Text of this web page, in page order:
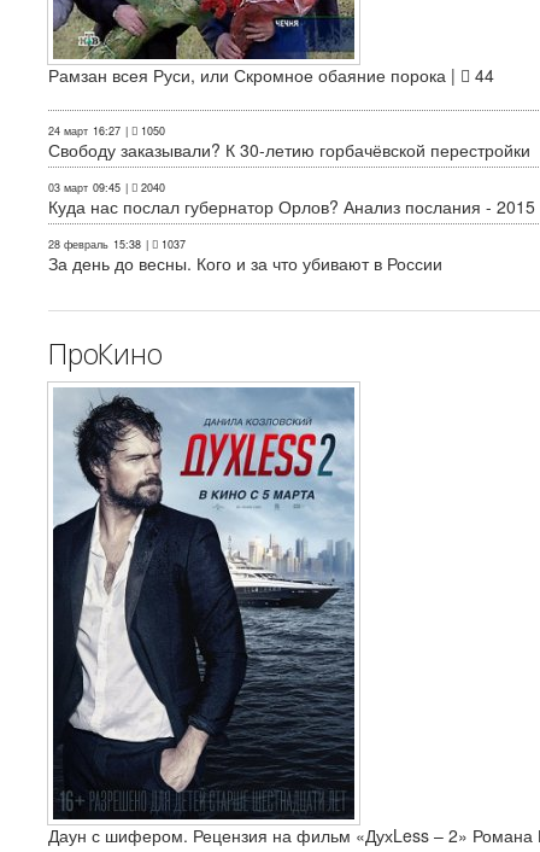
Рамзан всея Руси, или Скромное обаяние порока | 44
24 март 16:27 | 1050
Свободу заказывали? К 30-летию горбачёвской перестройки
03 март 09:45 | 2040
Куда нас послал губернатор Орлов? Анализ послания - 2015
28 февраль 15:38 | 1037
За день до весны. Кого и за что убивают в России
ПроКино
Даун с шифером. Рецензия на фильм «ДухLess – 2» Романа